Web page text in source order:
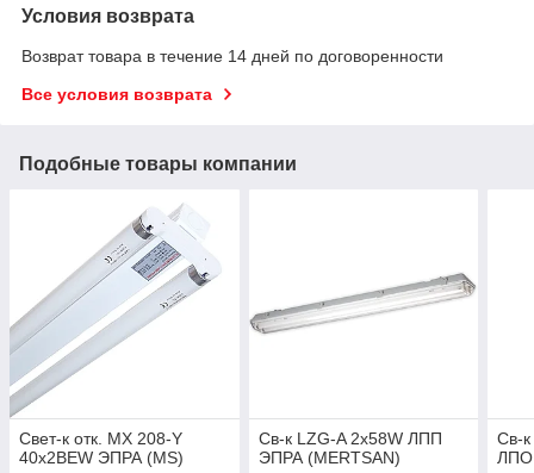
Условия возврата
Возврат товара в течение 14 дней по договоренности
Все условия возврата
Подобные товары компании
Свет-к отк. MX 208-Y
40х2BEW ЭПРА (MS)
Св-к LZG-A 2х58W ЛПП
ЭПРА (MERTSAN)
Св-
ЛПО